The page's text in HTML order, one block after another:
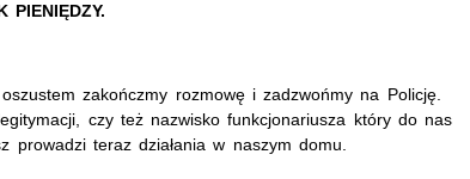
PIENIĘDZY.
zakończmy rozmowę i zadzwońmy na Policję.
czy też nazwisko funkcjonariusza który do nas
prowadzi teraz działania w naszym domu.